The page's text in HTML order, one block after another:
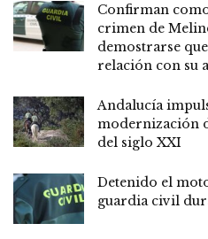
Confirman
crimen de
demostrarse
relación con su
Andalucía
modernización
del siglo XXI
Detenido el
guardia civil